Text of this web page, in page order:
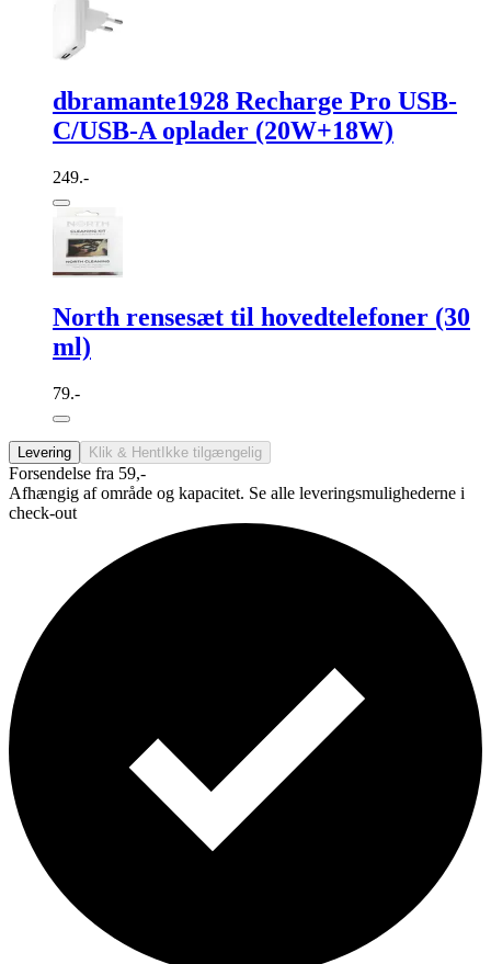
dbramante1928 Recharge Pro USB-
C/USB-A oplader (20W+18W)
249.-
North rensesæt til hovedtelefoner (30
ml)
79.-
Levering Klik & Hent Ikke tilgængelig
Forsendelse fra 59,-
Afhængig af område og kapacitet. Se alle leveringsmulighederne i
check-out